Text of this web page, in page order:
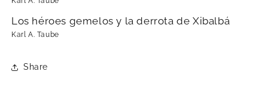
Los héroes gemelos y la derrota de Xibalbá
Karl A. Taube
Share